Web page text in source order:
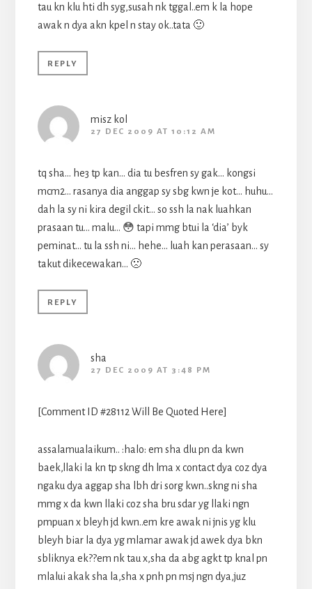
tau kn klu hti dh syg,susah nk tggal..em k la hope
awak n dya akn kpel n stay ok..tata 🙂
REPLY
misz kol
27 DEC 2009 AT 10:12 AM
tq sha… he3 tp kan… dia tu besfren sy gak… kongsi
mcm2… rasanya dia anggap sy sbg kwn je kot… huhu…
dah la sy ni kira degil ckit… so ssh la nak luahkan
prasaan tu… malu… 😳 tapi mmg btui la ‘dia’ byk
peminat… tu la ssh ni… hehe… luah kan perasaan… sy
takut dikecewakan… 🙁
REPLY
sha
27 DEC 2009 AT 3:48 PM
[Comment ID #28112 Will Be Quoted Here]
assalamualaikum.. :halo: em sha dlu pn da kwn
baek,llaki la kn tp skng dh lma x contact dya coz dya
ngaku dya aggap sha lbh dri sorg kwn..skng ni sha
mmg x da kwn llaki coz sha bru sdar yg llaki ngn
pmpuan x bleyh jd kwn..em kre awak ni jnis yg klu
bleyh biar la dya yg mlamar awak jd awek dya bkn
sbliknya ek??em nk tau x,sha da abg agkt tp knal pn
mlalui akak sha la,sha x pnh pn msj ngn dya,juz